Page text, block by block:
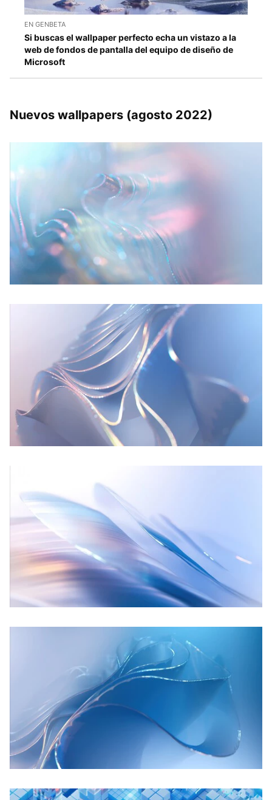
EN GENBETA
Si buscas el wallpaper perfecto echa un vistazo a la
web de fondos de pantalla del equipo de diseño de
Microsoft
Nuevos wallpapers (agosto 2022)